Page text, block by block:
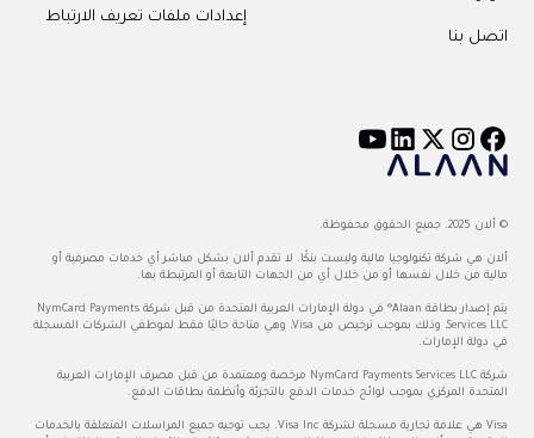
اتصل بنا
إعدادات ملفات تعريف الارتباط
© ألان 2025. جميع الحقوق محفوظة.
ألان هي شركة تكنولوجيا مالية وليست بنكًا. لا تقدم ألان بشكل مباشر أي خدمات مصرفية أو
مالية من خلال نفسها أو من خلال أي من الجهات التابعة أو المرتبطة بها.
يتم إصدار بطاقة Alaan® في دولة الإمارات العربية المتحدة من قبل شركة NymCard Payments
Services LLC، وذلك بموجب ترخيص من Visa، وهي متاحة حاليًا فقط لموظفي الشركات المسجلة
في دولة الإمارات.
شركة NymCard Payments Services LLC مرخصة ومعتمدة من قبل مصرف الإمارات العربية
المتحدة المركزي بموجب لوائح خدمات الدفع بالتجزئة وأنظمة بطاقات الدفع.
Visa هي علامة تجارية مسجلة لشركة Visa Inc. يجب توجيه جميع المراسلات المتعلقة بالخدمات